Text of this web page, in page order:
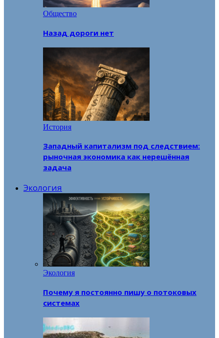
Общество
Назад дороги нет
История
Западный капитализм под следствием:
рыночная экономика как нерешённая
задача
Экология
Экология
Почему я постоянно пишу о потоковых
системах